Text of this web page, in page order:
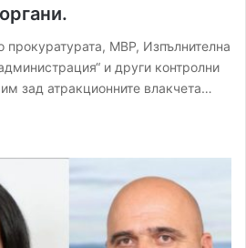
прокуратурата, МВР, Изпълнителна
и други контролни
зад атракционните влакчета…